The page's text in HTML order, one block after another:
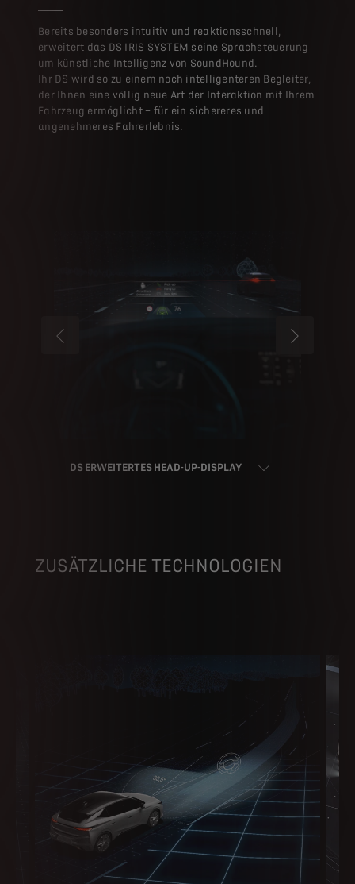
Bereits besonders intuitiv und reaktionsschnell,
erweitert das DS IRIS SYSTEM seine Sprachsteuerung
um künstliche Intelligenz von SoundHound.
Ihr DS wird so zu einem noch intelligenteren Begleiter,
der Ihnen eine völlig neue Art der Interaktion mit Ihrem
Fahrzeug ermöglicht – für ein sichereres und
angenehmeres Fahrerlebnis.
VORHERIGES
DS ERWEITERTES HEAD-UP-DISPLAY
NÄCHSTES
ZUSÄTZLICHE TECHNOLOGIEN